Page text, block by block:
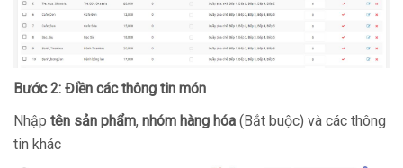
Bước 2: Điền các thông tin món
Nhập tên sản phẩm, nhóm hàng hóa (Bắt buộc) và các thông
tin khác